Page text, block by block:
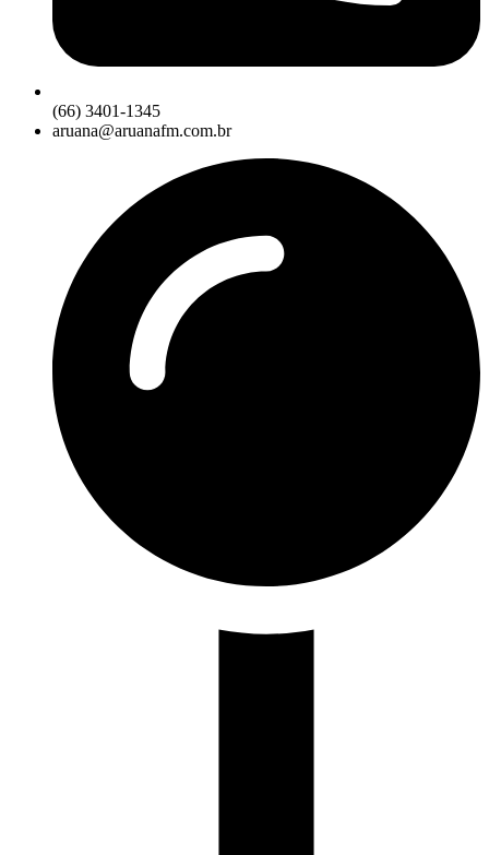
(66) 3401-1345
aruana@aruanafm.com.br